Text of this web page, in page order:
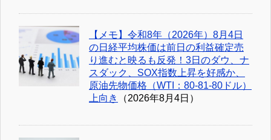
【メモ】令和8年（2026年）8月4日
の日経平均株価は前日の利益確定売
り進むと映るも反発！3日のダウ、ナ
スダック、SOX指数上昇を好感か、
原油先物価格（WTI：80-81-80ドル）
上向き
（2026年8月4日）